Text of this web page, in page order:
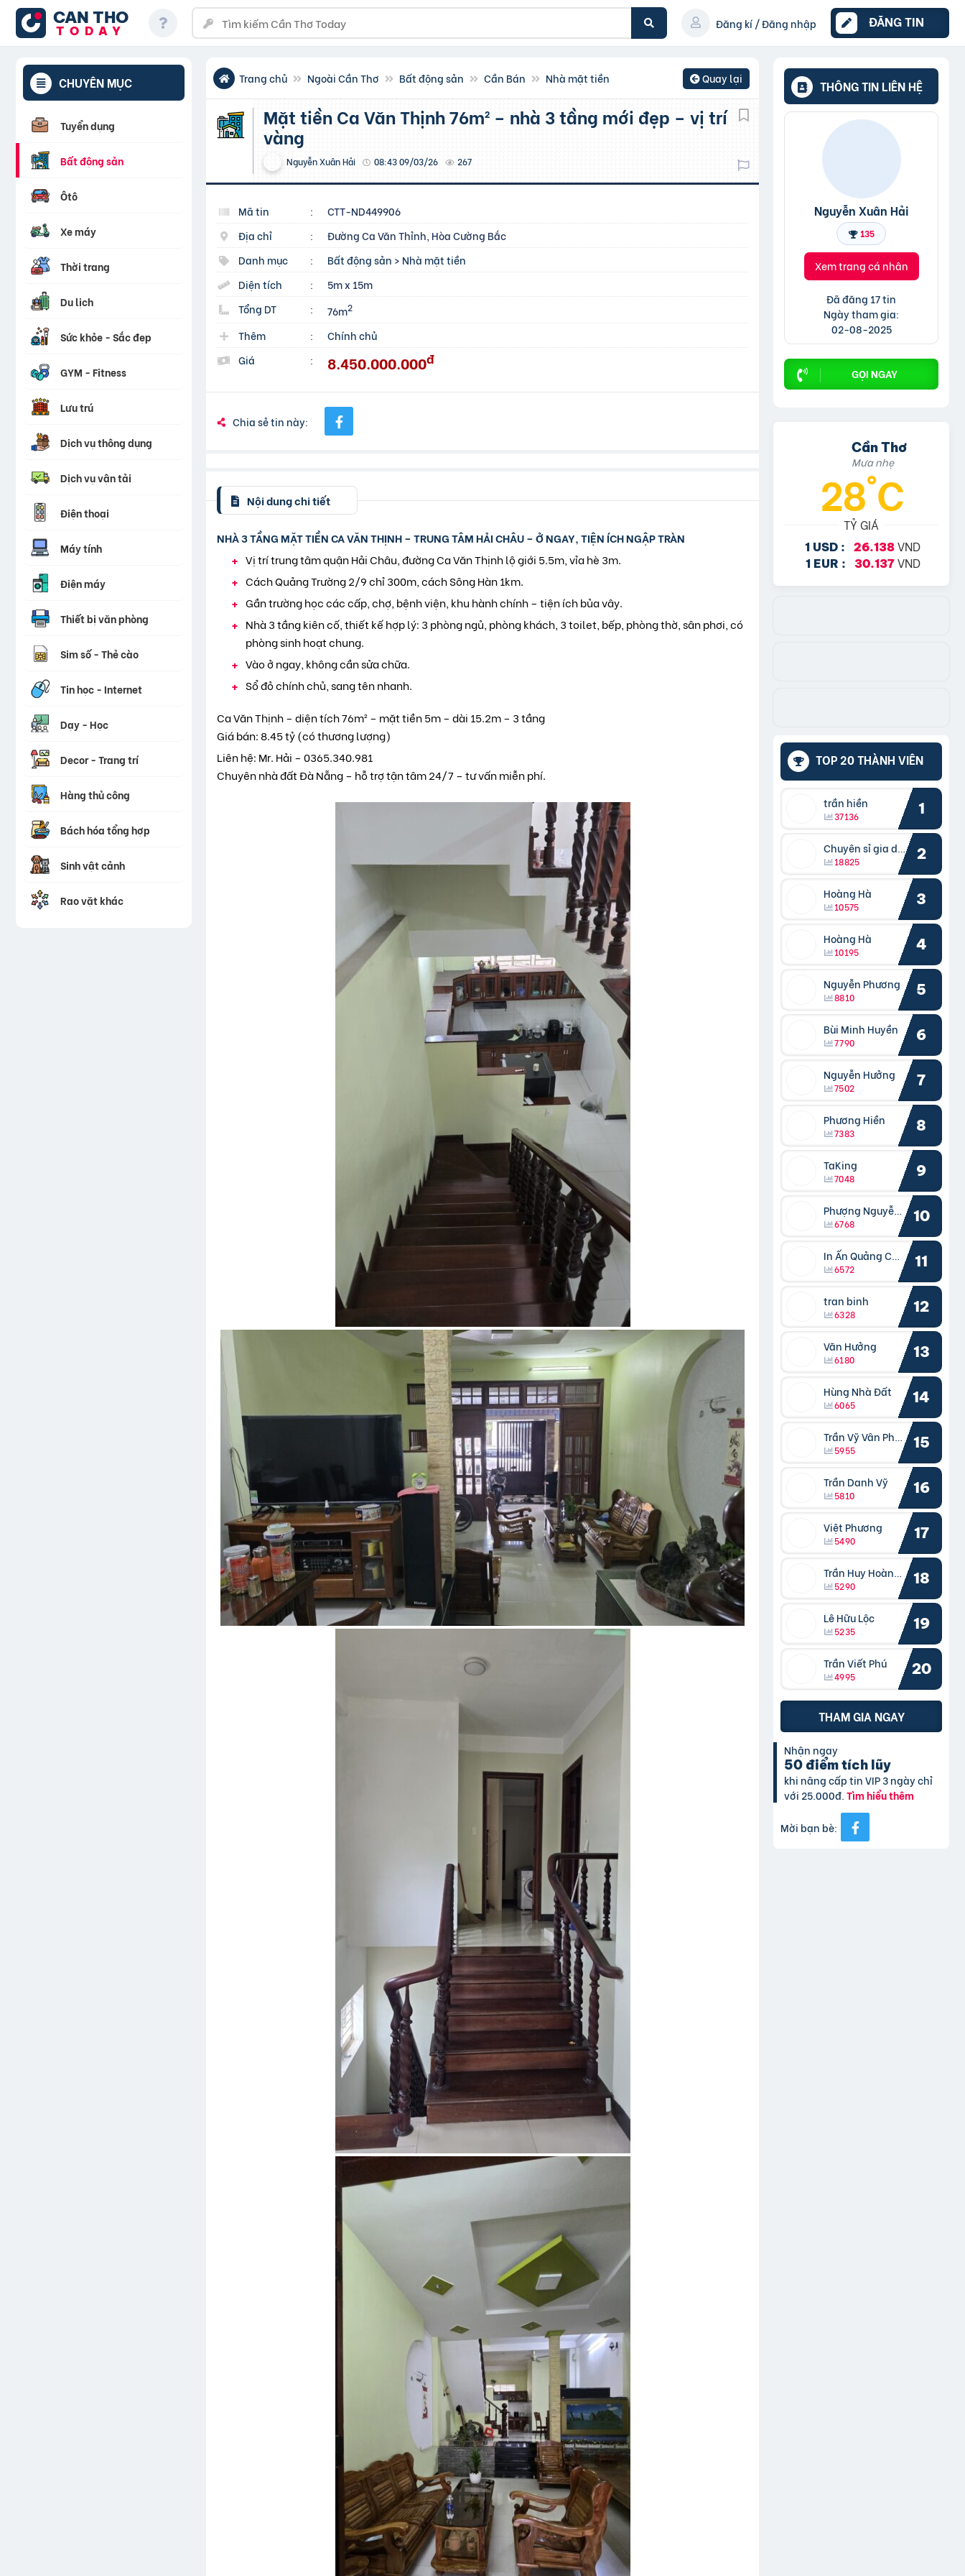
CAN THO
TODAY
Đăng kí / Đăng nhập ĐĂNG TIN
CHUYÊN MỤC
Tuyển dụng
Bất động sản
Ôtô
Xe máy
Thời trang
Du lịch
Sức khỏe - Sắc đẹp
GYM - Fitness
Lưu trú
Dịch vụ thông dụng
Dịch vụ vận tải
Điện thoại
Máy tính
Điện máy
Thiết bị văn phòng
Sim số - Thẻ cào
Tin học - Internet
Dạy - Học
Decor - Trang trí
Hàng thủ công
Bách hóa tổng hợp
Sinh vật cảnh
Rao vặt khác
Trang chủ Ngoài Cần Thơ Bất động sản Cần Bán Nhà mặt tiền Quay lại
Mặt tiền Ca Văn Thịnh 76m² – nhà 3 tầng mới đẹp – vị trí
vàng
Nguyễn Xuân Hải 08:43 09/03/26 267
Mã tin :
CTT-ND449906
Địa chỉ
:
Đường Ca Văn Thỉnh, Hòa Cường Bắc
Danh mục
: Bất động sản > Nhà mặt tiền
Diện tích
:
5m x 15m
Tổng DT
: 76m2
Thêm :
Chính chủ
Giá
: 8.450.000.000đ
Chia sẻ tin này:
Nội dung chi tiết
NHÀ 3 TẦNG MẶT TIỀN CA VĂN THỊNH – TRUNG TÂM HẢI CHÂU – Ở NGAY, TIỆN ÍCH NGẬP TRÀN
Vị trí trung tâm quận Hải Châu, đường Ca Văn Thịnh lộ giới 5.5m, vỉa hè 3m.
Cách Quảng Trường 2/9 chỉ 300m, cách Sông Hàn 1km.
Gần trường học các cấp, chợ, bệnh viện, khu hành chính – tiện ích bủa vây.
Nhà 3 tầng kiên cố, thiết kế hợp lý: 3 phòng ngủ, phòng khách, 3 toilet, bếp, phòng thờ, sân phơi, có
phòng sinh hoạt chung.
Vào ở ngay, không cần sửa chữa.
Sổ đỏ chính chủ, sang tên nhanh.
Ca Văn Thịnh – diện tích 76m² – mặt tiền 5m – dài 15.2m – 3 tầng
Giá bán: 8.45 tỷ (có thương lượng)
Liên hệ: Mr. Hải – 0365.340.981
Chuyên nhà đất Đà Nẵng – hỗ trợ tận tâm 24/7 – tư vấn miễn phí.
THÔNG TIN LIÊN HỆ
Nguyễn Xuân Hải
135
Xem trang cá nhân
Đã đăng 17 tin
Ngày tham gia:
02-08-2025
GỌI NGAY
Cần Thơ
Mưa nhẹ
28°C
TỶ GIÁ
1 USD : 26.138 VND
1 EUR : 30.137VND
TOP 20 THÀNH VIÊN
trần hiền
37136 1
Chuyên sỉ gia dụng
18825 2
Hoàng Hà
10575 3
Hoàng Hà
10195 4
Nguyễn Phương
8810 5
Bùi Minh Huyền
7790 6
Nguyễn Hưởng
7502 7
Phương Hiền
7383 8
TaKing
7048 9
Phượng Nguyễn Phượng
6768 10
In Ấn Quảng Cáo Cần Thơ
6572 11
tran binh
6328 12
Văn Hưởng
6180 13
Hùng Nhà Đất
6065 14
Trần Vỹ Vân Phong
5955 15
Trần Danh Vỹ
5810 16
Việt Phương
5490 17
Trần Huy Hoàng Bắc
5290 18
Lê Hữu Lộc
5235 19
Trần Viết Phú
4995 20
THAM GIA NGAY
Nhận ngay
50 điểm tích lũy
khi nâng cấp tin VIP 3 ngày chỉ
với 25.000đ.Tìm hiểu thêm
Mời bạn bè: